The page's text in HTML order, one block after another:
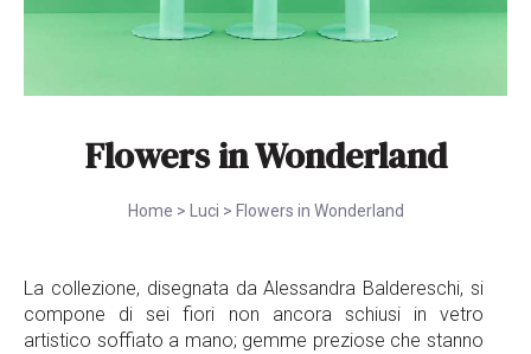
Flowers in Wonderland
Home > Luci > Flowers in Wonderland
La collezione, disegnata da Alessandra Baldereschi, si
compone di sei fiori non ancora schiusi in vetro
artistico soffiato a mano; gemme preziose che stanno